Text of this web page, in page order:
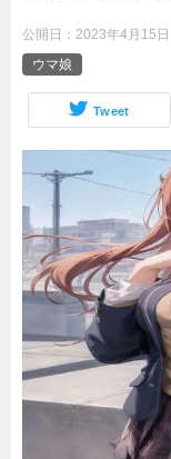
公開日： 2023年4月15日
ウマ娘
Tweet